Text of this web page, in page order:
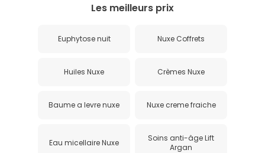
Les meilleurs prix
Euphytose nuit Nuxe Coffrets
Huiles Nuxe Crèmes Nuxe
Baume a levre nuxe Nuxe creme fraiche
Eau micellaire Nuxe
Soins anti-âge Lift
Argan